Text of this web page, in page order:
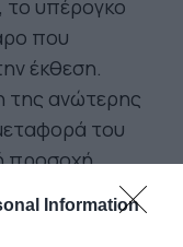
Information
υπέρογκο
που
έκθεση.
της ανώτερης
του
προσοχή,